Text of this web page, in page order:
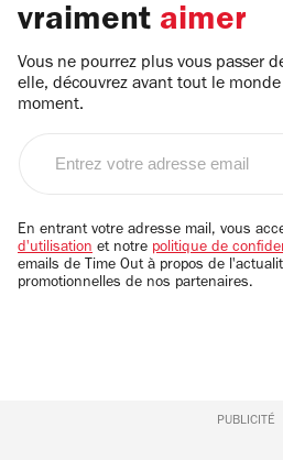
vraiment aimer
Vous ne pourrez plus vous passer
elle, découvrez avant tout le
moment.
email
En entrant votre adresse mail, vous
d'utilisation et notre politique de
emails de Time Out à propos de
promotionnelles de nos partenaires.
PUBLICITÉ